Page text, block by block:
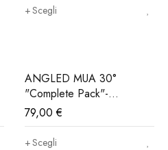
Scegli
ANGLED MUA 30°
"Complete Pack"-
Connessione OSSTEM®,
DIO Implant®..(Iva e
Trasporto incluso)
79,00€
Scegli